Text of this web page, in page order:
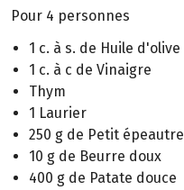
Pour 4 personnes
1 c. à s. de Huile d'olive
1 c. à c de Vinaigre
Thym
1 Laurier
250 g de Petit épeautre
10 g de Beurre doux
400 g de Patate douce